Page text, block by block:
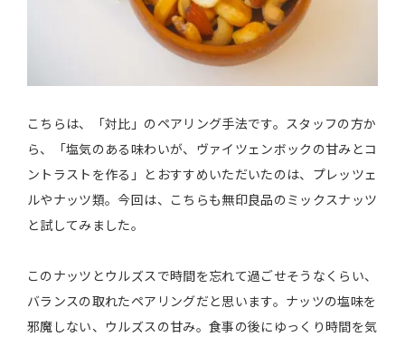
こちらは、「対比」のペアリング手法です。スタッフの方か
ら、「塩気のある味わいが、ヴァイツェンボックの甘みとコ
ントラストを作る」とおすすめいただいたのは、プレッツェ
ルやナッツ類。今回は、こちらも無印良品のミックスナッツ
と試してみました。
このナッツとウルズスで時間を忘れて過ごせそうなくらい、
バランスの取れたペアリングだと思います。ナッツの塩味を
邪魔しない、ウルズスの甘み。食事の後にゆっくり時間を気